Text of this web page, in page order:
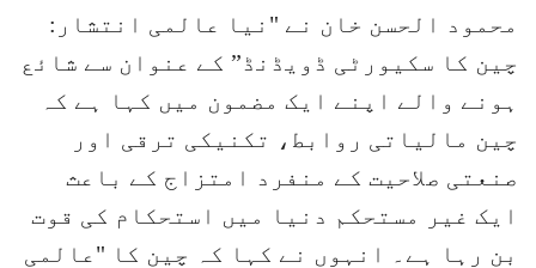
محمود الحسن خان نے "نیا عالمی انتشار:
چین کا سکیورٹی ڈویڈنڈ” کے عنوان سے شائع
ہونے والے اپنے ایک مضمون میں کہا ہے کہ
چین مالیاتی روابط، تکنیکی ترقی اور
صنعتی صلاحیت کے منفرد امتزاج کے باعث
ایک غیر مستحکم دنیا میں استحکام کی قوت
بن رہا ہے۔ انہوں نے کہا کہ چین کا "عالمی